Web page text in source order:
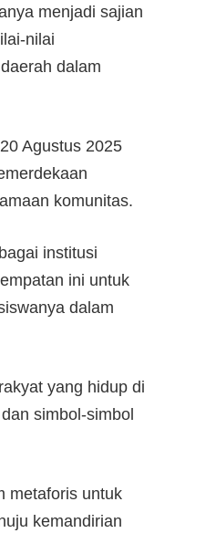
menjadi sajian
nilai
dalam
Agustus 2025
komunitas.
institusi
ini untuk
dalam
yang hidup di
simbol-simbol
metaforis untuk
kemandirian